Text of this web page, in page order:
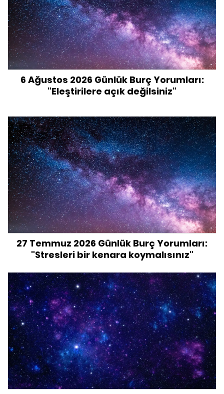
6 Ağustos 2026 Günlük Burç Yorumları:
"Eleştirilere açık değilsiniz"
27 Temmuz 2026 Günlük Burç Yorumları:
"Stresleri bir kenara koymalısınız"